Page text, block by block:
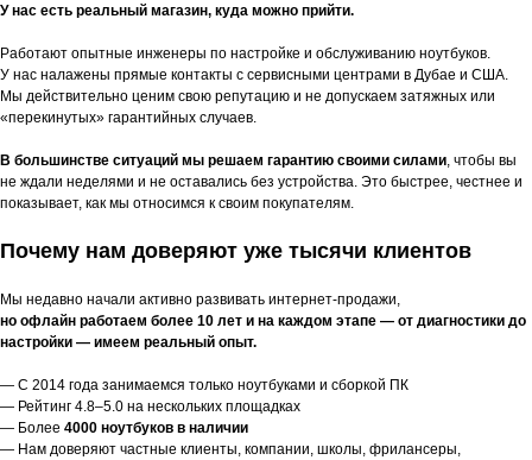
У нас есть реальный магазин, куда можно прийти.
Работают опытные инженеры по настройке и обслуживанию ноутбуков.
У нас налажены прямые контакты с сервисными центрами в Дубае и США.
Мы действительно ценим свою репутацию и не допускаем затяжных или
«перекинутых» гарантийных случаев.
В большинстве ситуаций мы решаем гарантию своими силами, чтобы вы
не ждали неделями и не оставались без устройства. Это быстрее, честнее и
показывает, как мы относимся к своим покупателям.
Почему нам доверяют уже тысячи клиентов
Мы недавно начали активно развивать интернет-продажи,
но офлайн работаем более 10 лет и на каждом этапе — от диагностики до
настройки — имеем реальный опыт.
— С 2014 года занимаемся только ноутбуками и сборкой ПК
— Рейтинг 4.8–5.0 на нескольких площадках
— Более 4000 ноутбуков в наличии
— Нам доверяют частные клиенты, компании, школы, фрилансеры,